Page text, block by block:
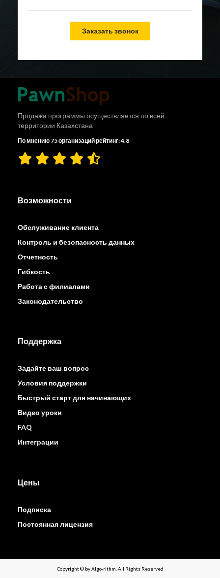
Заказать звонок
Продажа программы осуществляется по всей
территории Казахстана
По мнению 75 организаций рейтинг: 4.8
Возможности
Обслуживание клиента
Контроль и безопасность данных
Отчетность
Гибкость
Работа с филиалами
Законодательство
Поддержка
Задайте ваш вопрос
Условия поддержки
Быстрый старт для начинающих
Видео уроки
FAQ
Интеграции
Цены
Подписка
Постоянная лицензия
Copyright © by Algo-rithm. All Rights Reserved